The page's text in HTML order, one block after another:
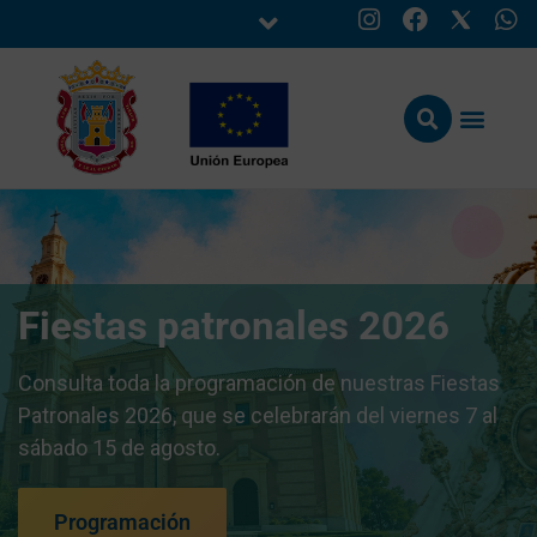
Fiestas patronales 2026
Consulta toda la programación de nuestras Fiestas
Patronales 2026, que se celebrarán del viernes 7 al
sábado 15 de agosto.
Programación